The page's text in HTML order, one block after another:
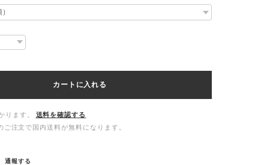
カートに入れる
ります。
送料を確認する
注文で国内送料が無料になります。
通報する